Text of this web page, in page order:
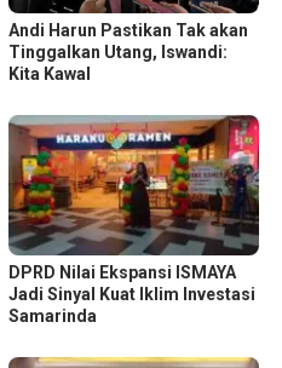
Andi Harun Pastikan Tak akan
Tinggalkan Utang, Iswandi:
Kita Kawal
DPRD Nilai Ekspansi ISMAYA
Jadi Sinyal Kuat Iklim Investasi
Samarinda